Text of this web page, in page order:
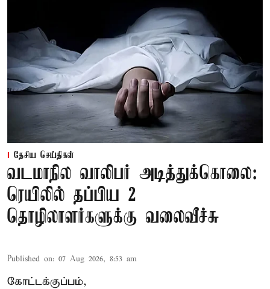
தேசிய செய்திகள்
வடமாநில வாலிபர் அடித்துக்கொலை:
ரெயிலில் தப்பிய 2
தொழிலாளர்களுக்கு வலைவீச்சு
Published on: 07 Aug 2026, 8:53 am
கோட்டக்குப்பம்,